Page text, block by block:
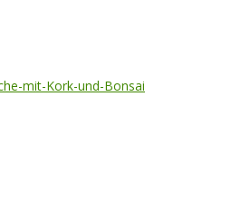
mit-Kork-und-Bonsai